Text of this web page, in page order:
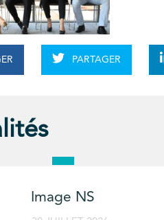
PARTAGER
Image NS